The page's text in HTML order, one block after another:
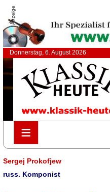
Anzeige
Donnerstag, 6. August 2026
≡
≡
Sergej Prokofjew
russ. Komponist